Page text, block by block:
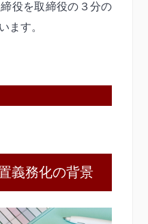
役を取締役の３分の
ます。
義務化の背景